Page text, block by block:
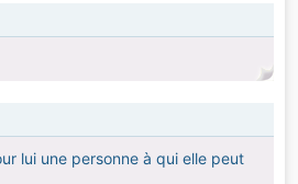
lui une personne à qui elle peut